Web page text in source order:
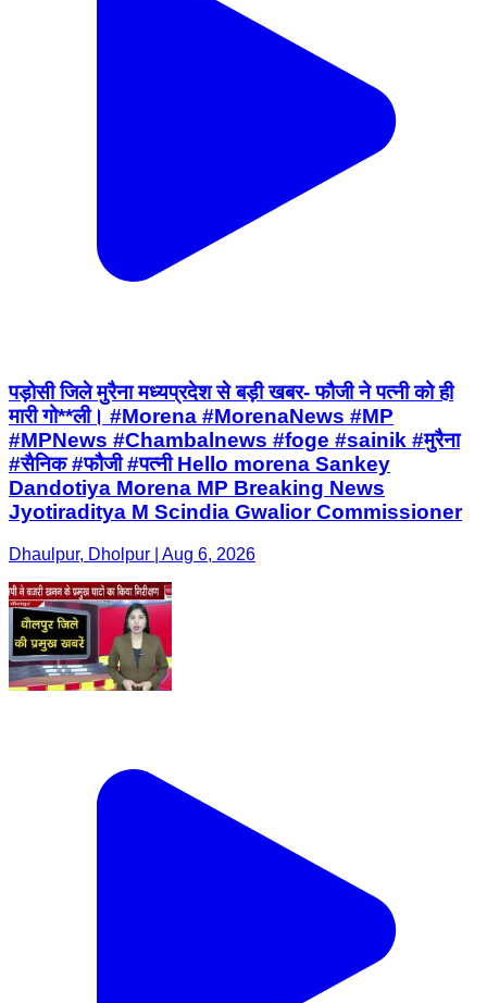
पड़ोसी जिले मुरैना मध्यप्रदेश से बड़ी खबर- फौजी ने पत्नी को ही
मारी गो**ली। #Morena #MorenaNews #MP
#MPNews #Chambalnews #foge #sainik #मुरैना
#सैनिक #फौजी #पत्नी Hello morena Sankey
Dandotiya Morena MP Breaking News
Jyotiraditya M Scindia Gwalior Commissioner
Dhaulpur, Dholpur | Aug 6, 2026